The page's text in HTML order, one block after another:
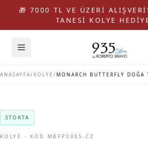
🎁 7000 TL VE ÜZERİ
TANESİ KOLYE
ANASAYFA/ KOLYE /
STOKTA
KOLYE · KOD MBFP0005-CZ